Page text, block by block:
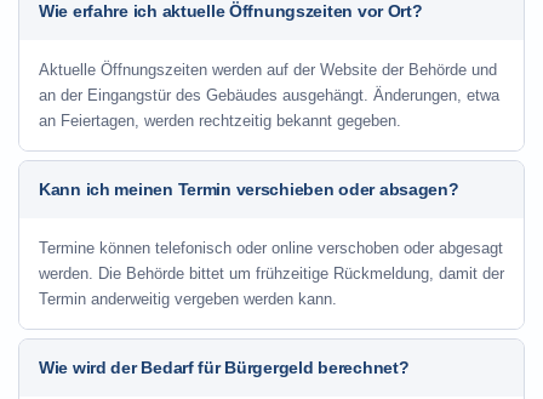
Wie erfahre ich aktuelle Öffnungszeiten vor Ort?
Aktuelle Öffnungszeiten werden auf der Website der Behörde und
an der Eingangstür des Gebäudes ausgehängt. Änderungen, etwa
an Feiertagen, werden rechtzeitig bekannt gegeben.
Kann ich meinen Termin verschieben oder absagen?
Termine können telefonisch oder online verschoben oder abgesagt
werden. Die Behörde bittet um frühzeitige Rückmeldung, damit der
Termin anderweitig vergeben werden kann.
Wie wird der Bedarf für Bürgergeld berechnet?